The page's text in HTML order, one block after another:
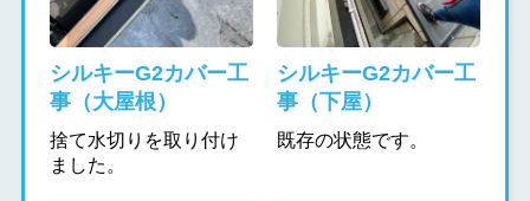
シルキーG2カバー工
事（大屋根）
捨て水切りを取り付け
ました。
シルキーG2カバー工
事（下屋）
既存の状態です。